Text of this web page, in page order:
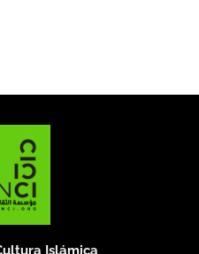
Islámica